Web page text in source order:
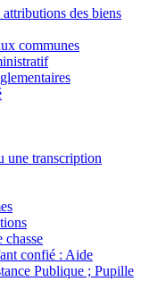
des biens
communes
une transcription
chasse
confié : Aide
Publique ; Pupille